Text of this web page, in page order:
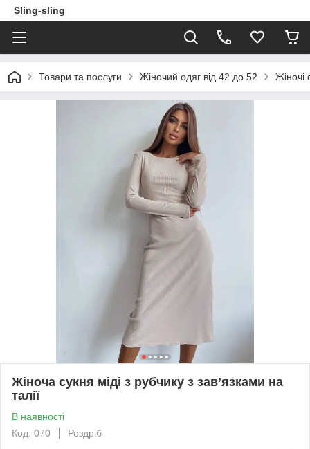
Sling-sling
Товари та послуги Жіночий одяг від 42 до 52 Жіночі
Жіноча сукня міді з рубчику з зав’язками на
талії
В наявності
Код: 070
Роздріб